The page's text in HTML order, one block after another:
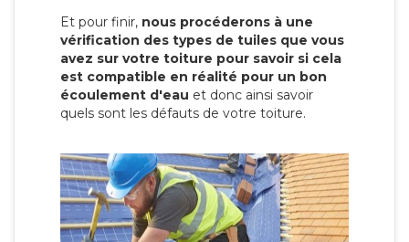
Et pour finir, nous procéderons à une
vérification des types de tuiles que vous
avez sur votre toiture pour savoir si cela
est compatible en réalité pour un bon
écoulement d'eau et donc ainsi savoir
quels sont les défauts de votre toiture.